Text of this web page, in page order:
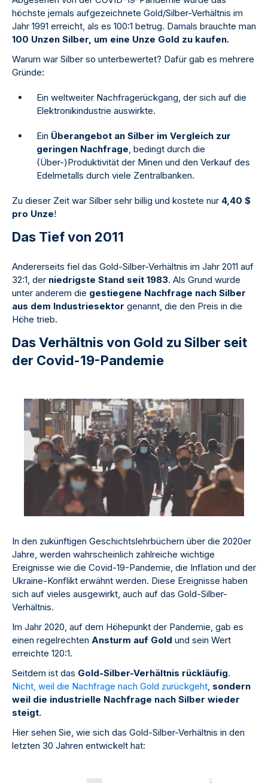
höchste jemals aufgezeichnete Gold/Silber-Verhältnis im
Jahr 1991 erreicht, als es 100:1 betrug. Damals brauchte man
100 Unzen Silber, um eine Unze Gold zu kaufen.
Warum war Silber so unterbewertet? Dafür gab es mehrere
Gründe:
Ein weltweiter Nachfragerückgang, der sich auf die
Elektronikindustrie auswirkte.
Ein Überangebot an Silber im Vergleich zur
geringen Nachfrage, bedingt durch die
(Über-)Produktivität der Minen und den Verkauf des
Edelmetalls durch viele Zentralbanken.
Zu dieser Zeit war Silber sehr billig und kostete nur 4,40 $
pro Unze!
Das Tief von 2011
Andererseits fiel das Gold-Silber-Verhältnis im Jahr 2011 auf
32:1, der niedrigste Stand seit 1983. Als Grund wurde
unter anderem die gestiegene Nachfrage nach Silber
aus dem Industriesektor genannt, die den Preis in die
Höhe trieb.
Das Verhältnis von Gold zu Silber seit
der Covid-19-Pandemie
In den zukünftigen Geschichtslehrbüchern über die 2020er
Jahre, werden wahrscheinlich zahlreiche wichtige
Ereignisse wie die Covid-19-Pandemie, die Inflation und der
Ukraine-Konflikt erwähnt werden. Diese Ereignisse haben
sich auf vieles ausgewirkt, auch auf das Gold-Silber-
Verhältnis.
Im Jahr 2020, auf dem Höhepunkt der Pandemie, gab es
einen regelrechten Ansturm auf Gold und sein Wert
erreichte 120:1.
Seitdem ist das Gold-Silber-Verhältnis rückläufig.
Nicht, weil die Nachfrage nach Gold zurückgeht, sondern
weil die industrielle Nachfrage nach Silber wieder
steigt.
Hier sehen Sie, wie sich das Gold-Silber-Verhältnis in den
letzten 30 Jahren entwickelt hat: